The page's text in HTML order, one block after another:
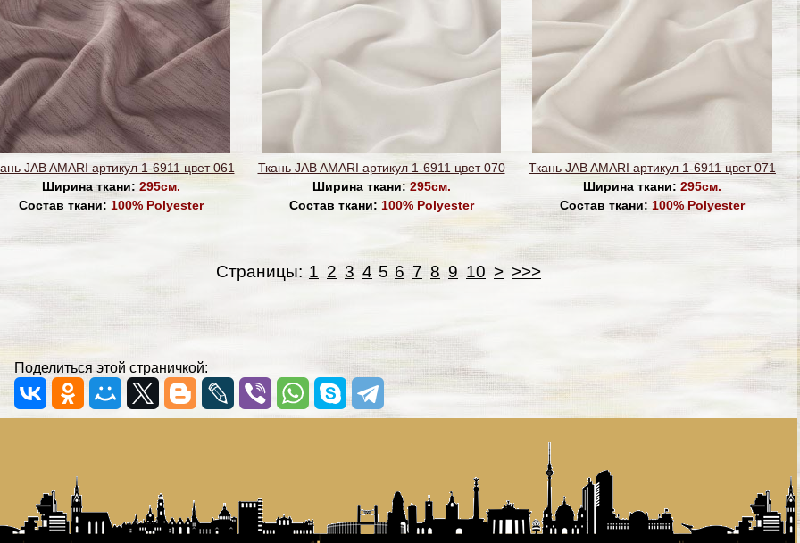
JAB AMARI артикул 1-6911 цвет 061
Ширина ткани: 295см.
Состав ткани: 100% Polyester
Ткань JAB AMARI артикул 1-6911 цвет 070
Ширина ткани: 295см.
Состав ткани: 100% Polyester
Ткань JAB AMARI артикул 1-6911 цвет 071
Ширина ткани: 295см.
Состав ткани: 100% Polyester
Страницы: 1 2 3 4 5 6 7 8 9 10 > >>>
Поделиться этой страничкой: